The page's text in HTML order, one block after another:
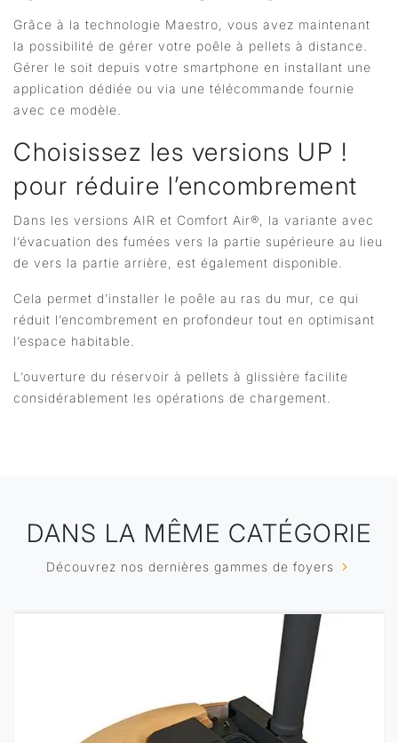
Grâce à la technologie Maestro, vous avez maintenant
la possibilité de gérer votre poêle à pellets à distance.
Gérer le soit depuis votre smartphone en installant une
application dédiée ou via une télécommande fournie
avec ce modèle.
Choisissez les versions UP !
pour réduire l’encombrement
Dans les versions AIR et Comfort Air®, la variante avec
l’évacuation des fumées vers la partie supérieure au lieu
de vers la partie arrière, est également disponible.
Cela permet d’installer le poêle au ras du mur, ce qui
réduit l’encombrement en profondeur tout en optimisant
l’espace habitable.
L’ouverture du réservoir à pellets à glissière facilite
considérablement les opérations de chargement.
DANS LA MÊME CATÉGORIE
Découvrez nos dernières gammes de foyers